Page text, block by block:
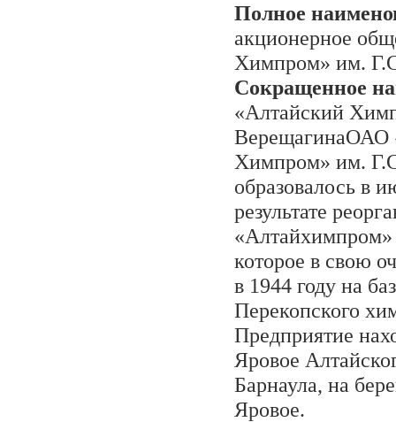
Полное
акционерное
Химпром» им.
Сокращенное
«Алтайский
ВерещагинаОАО
Химпром» им.
образовалось в
результате
которое в свою
в 1944 году на
Перекопского
Предприятие
Яровое
Барнаула, на
Яровое.